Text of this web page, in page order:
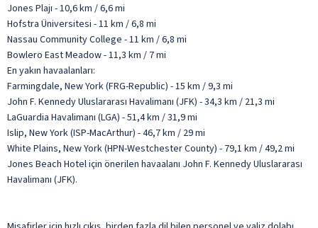
Jones Plajı - 10,6 km / 6,6 mi
Hofstra Üniversitesi - 11 km / 6,8 mi
Nassau Community College - 11 km / 6,8 mi
Bowlero East Meadow - 11,3 km / 7 mi
En yakın havaalanları:
Farmingdale, New York (FRG-Republic) - 15 km / 9,3 mi
John F. Kennedy Uluslararası Havalimanı (JFK) - 34,3 km / 21,3 mi
LaGuardia Havalimanı (LGA) - 51,4 km / 31,9 mi
Islip, New York (ISP-MacArthur) - 46,7 km / 29 mi
White Plains, New York (HPN-Westchester County) - 79,1 km / 49,2 mi
Jones Beach Hotel için önerilen havaalanı John F. Kennedy Uluslararası
Havalimanı (JFK).